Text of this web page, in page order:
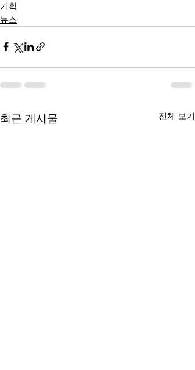
기획
뉴스
최근 게시물 전체 보기